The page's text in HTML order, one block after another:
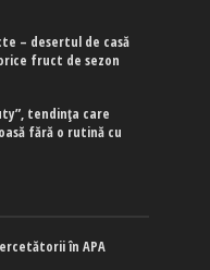
– desertul de casă
fruct de sezon
tendința care
fără o rutină cu
în APA